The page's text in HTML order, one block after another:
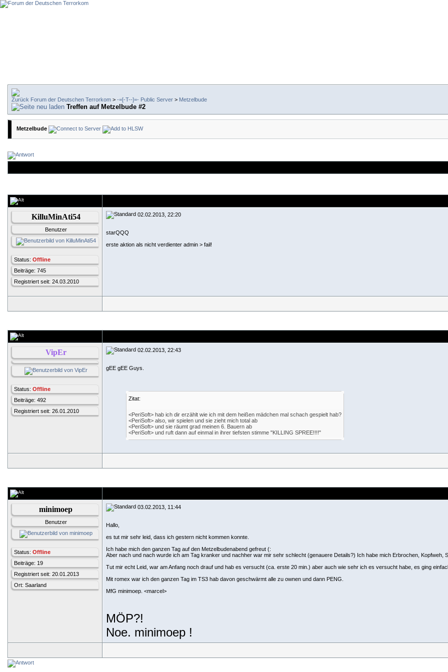
Forum der Deutschen Terrorkom > -=[-T--]=- Public Server > Metzelbude
Treffen auf Metzelbude #2
Metzelbude
KilluMinAti54
Benutzer
Status: Offline
Beiträge: 745
Registriert seit: 24.03.2010
02.02.2013, 22:20
starQQQ
erste aktion als nicht verdienter admin > fail!
VipEr
Status: Offline
Beiträge: 492
Registriert seit: 26.01.2010
02.02.2013, 22:43
gEE gEE Guys.
Zitat:
<PeriSoft> hab ich dir erzählt wie ich mit dem heißen mädchen mal schach gespielt hab?
<PeriSoft> also, wir spielen und sie zieht mich total ab
<PeriSoft> und sie räumt grad meinen 6. Bauern ab
<PeriSoft> und ruft dann auf einmal in ihrer tiefsten stimme "KILLING SPREE!!!!"
minimoep
Benutzer
Status: Offline
Beiträge: 19
Registriert seit: 20.01.2013
Ort: Saarland
03.02.2013, 11:44
Hallo,
es tut mir sehr leid, dass ich gestern nicht kommen konnte.
Ich habe mich den ganzen Tag auf den Metzelbudenabend gefreut (:
Aber nach und nach wurde ich am Tag kranker und nachher war mir sehr schlecht (genauere Details?) Ich habe mich Erbrochen, Kopfweh,
Tut mir echt Leid, war am Anfang noch drauf und hab es versucht (ca. erste 20 min.) aber auch wie sehr ich es versucht habe, es ging
Mit romex war ich den ganzen Tag im TS3 hab davon geschwärmt alle zu ownen und dann PENG.
MfG minimoep. <marcel>
MÖP?!
Noe. minimoep !